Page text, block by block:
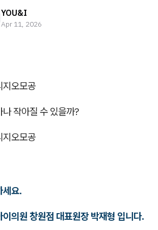
YOU&I
Apr 11, 2026
지오모공
나 작아질 수 있을까?
지오모공
세요.
이의원 창원점 대표원장 박재형 입니다.